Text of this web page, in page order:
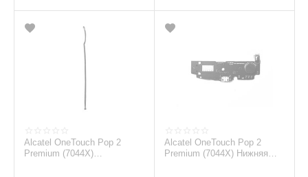
Alcatel OneTouch Pop 2
Premium (7044X)
Alcatel OneTouch Pop 2
Premium (7044X) Нижняя